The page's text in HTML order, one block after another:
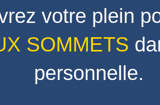
votre plein
SOMMETS
personnelle.